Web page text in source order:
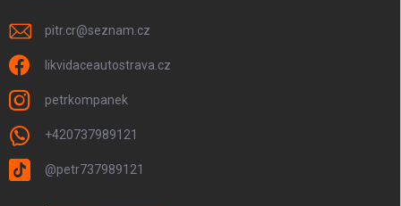
pitr.cr@seznam.cz
likvidaceautostrava.cz
petrkompanek
+420737989121
@petr737989121